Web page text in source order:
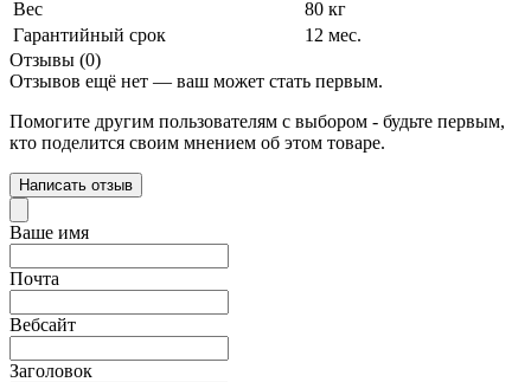
Вес
80 кг
Гарантийный срок
12 мес.
Отзывы (0)
Отзывов ещё нет — ваш может стать первым.
Помогите другим пользователям с выбором - будьте первым,
кто поделится своим мнением об этом товаре.
Написать отзыв
Ваше имя
Почта
Вебсайт
Заголовок